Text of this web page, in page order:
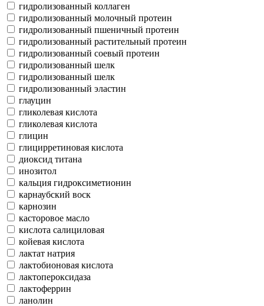
гидролизованный коллаген
гидролизованный молочный протеин
гидролизованный пшеничный протеин
гидролизованный растительный протеин
гидролизованный соевый протеин
гидролизованный шелк
гидролизованный шелк
гидролизованный эластин
глауцин
гликолевая кислота
гликолевая кислота
глицин
глицирретиновая кислота
диоксид титана
инозитол
кальция гидроксиметионин
карнаубский воск
карнозин
касторовое масло
кислота салициловая
койевая кислота
лактат натрия
лактобионовая кислота
лактопероксидаза
лактоферрин
ланолин